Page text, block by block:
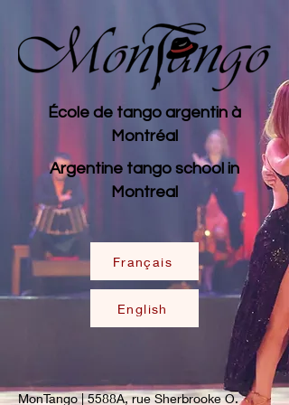
École de tango argentin à
Montréal
Argentine tango school in
Montreal
Français
English
MonTango | 5588A, rue Sherbrooke O.